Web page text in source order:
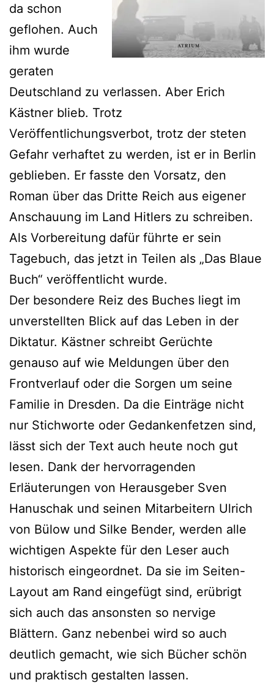
da schon
geflohen. Auch
ihm wurde
geraten
Deutschland zu verlassen. Aber Erich
Kästner blieb. Trotz
Veröffentlichungsverbot, trotz der steten
Gefahr verhaftet zu werden, ist er in Berlin
geblieben. Er fasste den Vorsatz, den
Roman über das Dritte Reich aus eigener
Anschauung im Land Hitlers zu schreiben.
Als Vorbereitung dafür führte er sein
Tagebuch, das jetzt in Teilen als „Das Blaue
Buch“ veröffentlicht wurde.
Der besondere Reiz des Buches liegt im
unverstellten Blick auf das Leben in der
Diktatur. Kästner schreibt Gerüchte
genauso auf wie Meldungen über den
Frontverlauf oder die Sorgen um seine
Familie in Dresden. Da die Einträge nicht
nur Stichworte oder Gedankenfetzen sind,
lässt sich der Text auch heute noch gut
lesen. Dank der hervorragenden
Erläuterungen von Herausgeber Sven
Hanuschak und seinen Mitarbeitern Ulrich
von Bülow und Silke Bender, werden alle
wichtigen Aspekte für den Leser auch
historisch eingeordnet. Da sie im Seiten-
Layout am Rand eingefügt sind, erübrigt
sich auch das ansonsten so nervige
Blättern. Ganz nebenbei wird so auch
deutlich gemacht, wie sich Bücher schön
und praktisch gestalten lassen.